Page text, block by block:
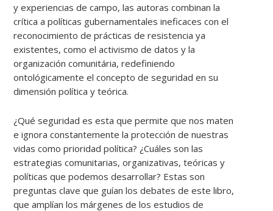
y experiencias de campo, las autoras combinan la
crítica a políticas gubernamentales ineficaces con el
reconocimiento de prácticas de resistencia ya
existentes, como el activismo de datos y la
organización comunitária, redefiniendo
ontológicamente el concepto de seguridad en su
dimensión política y teórica.
¿Qué seguridad es esta que permite que nos maten
e ignora constantemente la protección de nuestras
vidas como prioridad política? ¿Cuáles son las
estrategias comunitarias, organizativas, teóricas y
políticas que podemos desarrollar? Estas son
preguntas clave que guían los debates de este libro,
que amplían los márgenes de los estudios de